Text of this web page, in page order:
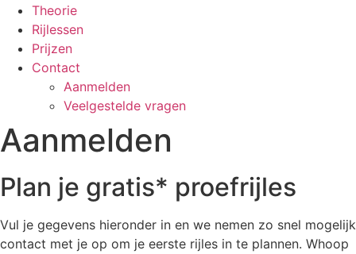
Theorie
Rijlessen
Prijzen
Contact
Aanmelden
Veelgestelde vragen
Aanmelden
Plan je gratis* proefrijles
Vul je gegevens hieronder in en we nemen zo snel mogelijk
contact met je op om je eerste rijles in te plannen. Whoop